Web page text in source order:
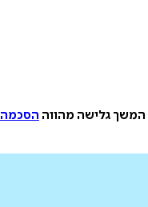
המשך גלישה מהווה הסכמה